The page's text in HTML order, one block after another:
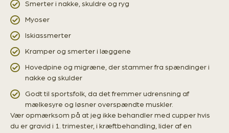
Smerter i nakke, skuldre og ryg
Myoser
Iskiassmerter
Kramper og smerter i læggene
Hovedpine og migræne, der stammer fra spændinger i
nakke og skulder
Godt til sportsfolk, da det fremmer udrensning af
mælkesyre og løsner overspændte muskler.
Vær opmærksom på at jeg ikke behandler med cupper hvis
du er gravid i 1. trimester, i kræftbehandling, lider af en